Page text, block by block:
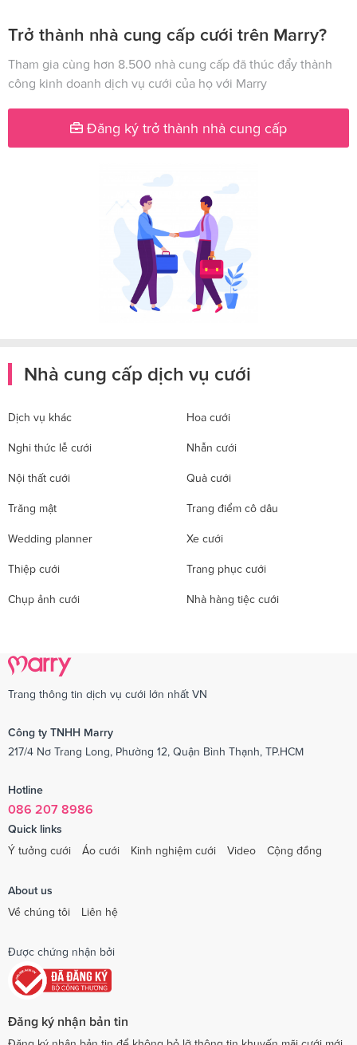
Trở thành nhà cung cấp cưới trên Marry?
Tham gia cùng hơn 8.500 nhà cung cấp đã thúc đẩy thành
công kinh doanh dịch vụ cưới của họ với Marry
Đăng ký trở thành nhà cung cấp
Nhà cung cấp dịch vụ cưới
Dịch vụ khác Hoa cưới
Nghi thức lễ cưới Nhẫn cưới
Nội thất cưới Quà cưới
Trăng mật Trang điểm cô dâu
Wedding planner Xe cưới
Thiệp cưới Trang phục cưới
Chụp ảnh cưới Nhà hàng tiệc cưới
Trang thông tin dịch vụ cưới lớn nhất VN
Công ty TNHH Marry
217/4 Nơ Trang Long, Phường 12, Quận Bình Thạnh, TP.HCM
Hotline
086 207 8986
Quick links
Ý tưởng cưới
Áo cưới Kinh nghiệm cưới Video Cộng đồng
About us
Về chúng tôi
Liên hệ
Được chứng nhận bởi
Đăng ký nhận bản tin